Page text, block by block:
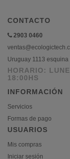
CONTACTO
2903 0460
Uruguay 1113
HORARIO:
18:00HS
INFORMACIÓN
Servicios
Formas de pago
USUARIOS
Mis compras
Iniciar sesión